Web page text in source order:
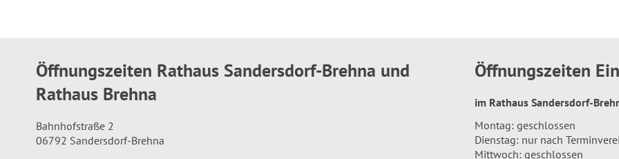
Öffnungszeiten Rathaus Sandersdorf-Brehna und
Rathaus Brehna
Bahnhofstraße 2
06792 Sandersdorf-Brehna
Öffnungszeiten
im Rathaus Sandersdorf-
Montag: geschlossen
Dienstag: nur nach
Mittwoch: geschlossen